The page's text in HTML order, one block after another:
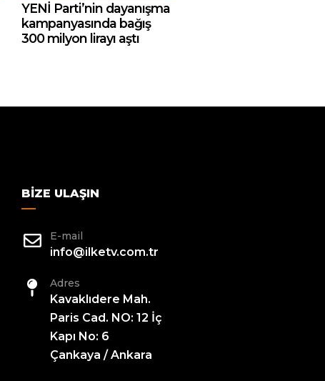
YENİ Parti’nin dayanışma
kampanyasında bağış
300 milyon lirayı aştı
BIZE ULAŞIN
E-mail
info@ilketv.com.tr
Adres
Kavaklıdere Mah.
Paris Cad. NO: 12 İç
Kapı No: 6
Çankaya / Ankara